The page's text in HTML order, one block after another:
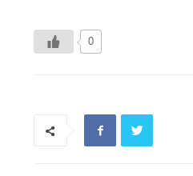
0